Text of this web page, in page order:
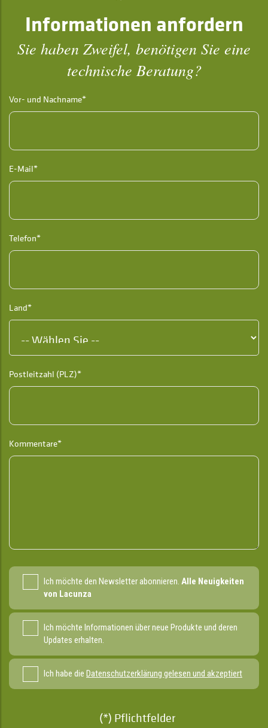
Informationen anfordern
Sie haben Zweifel, benötigen Sie eine
technische Beratung?
Vor- und Nachname*
E-Mail*
Telefon*
Land*
Postleitzahl (PLZ)*
Kommentare*
Ich möchte den Newsletter abonnieren. Alle Neuigkeiten
von Lacunza
Ich möchte Informationen über neue Produkte und deren
Updates erhalten.
Ich habe die Datenschutzerklärung gelesen und akzeptiert
(*) Pflichtfelder